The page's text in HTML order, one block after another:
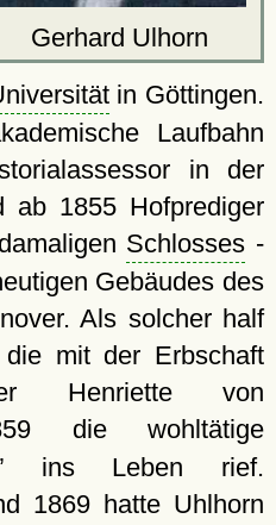
Gerhard Ulhorn
in Göttingen.
Laufbahn
in der
ab 1855 Hofprediger
Schlosses -
Gebäudes des
Als solcher half
mit der Erbschaft
Henriette von
die wohltätige
ins Leben rief.
1869 hatte Uhlhorn